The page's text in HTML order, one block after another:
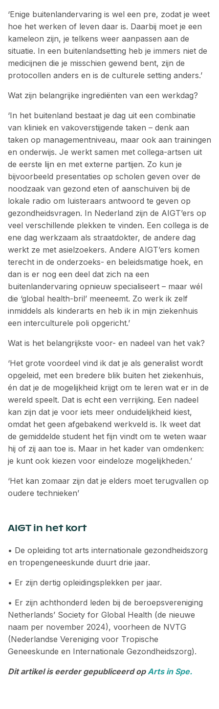
‘Enige buitenlandervaring is wel een pre, zodat je weet
hoe het werken of leven daar is. Daarbij moet je een
kameleon zijn, je telkens weer aanpassen aan de
situatie. In een buitenlandsetting heb je immers niet de
medicijnen die je misschien gewend bent, zijn de
protocollen anders en is de culturele setting anders.’
Wat zijn belangrijke ingrediënten van een werkdag?
‘In het buitenland bestaat je dag uit een combinatie
van kliniek en vakoverstijgende taken – denk aan
taken op managementniveau, maar ook aan trainingen
en onderwijs. Je werkt samen met collega-artsen uit
de eerste lijn en met externe partijen. Zo kun je
bijvoorbeeld presentaties op scholen geven over de
noodzaak van gezond eten of aanschuiven bij de
lokale radio om luisteraars antwoord te geven op
gezondheidsvragen. In Nederland zijn de AIGT’ers op
veel verschillende plekken te vinden. Een collega is de
ene dag werkzaam als straatdokter, de andere dag
werkt ze met asielzoekers. Andere AIGT’ers komen
terecht in de onderzoeks- en beleidsmatige hoek, en
dan is er nog een deel dat zich na een
buitenlandervaring opnieuw specialiseert – maar wél
die ‘global health-bril’ meeneemt. Zo werk ik zelf
inmiddels als ­kinderarts en heb ik in mijn ziekenhuis
een interculturele poli opgericht.’
Wat is het belangrijkste voor- en nadeel van het vak?
‘Het grote voordeel vind ik dat je als generalist wordt
opgeleid, met een bredere blik buiten het ziekenhuis,
én dat je de mogelijkheid krijgt om te leren wat er in de
wereld speelt. Dat is echt een verrijking. Een nadeel
kan zijn dat je voor iets meer onduidelijkheid kiest,
omdat het geen afgebakend werkveld is. Ik weet dat
de gemiddelde student het fijn vindt om te weten waar
hij of zij aan toe is. Maar in het kader van omdenken:
je kunt ook kiezen voor eindeloze mogelijkheden.’
‘Het kan zomaar zijn dat je elders moet terugvallen op
oudere technieken’
AIGT in het kort
• De opleiding tot arts internationale gezondheidszorg
en ­tropengeneeskunde duurt drie jaar.
• Er zijn dertig opleidingsplekken per jaar.
• Er zijn achthonderd leden bij de beroepsvereniging
Netherlands’ Society for Global Health (de nieuwe
naam per november 2024), voorheen de NVTG
(Nederlandse Vereniging voor Tropische
Geneeskunde en Internationale Gezondheidszorg).
Dit artikel is eerder gepubliceerd opArts in Spe.